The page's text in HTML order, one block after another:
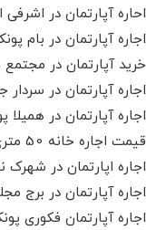
احاره آپارتمان در
اجاره آپارتمان در بام
خرید آپارتمان در
اجاره آپارتمان در سردار
اجاره آپارتمان در همیلا
قیمت اجاره خانه 50 متری در پونک
اجاره اپارتمان در
اجاره آپارتمان در برج
اجاره آپارتمان فکوری